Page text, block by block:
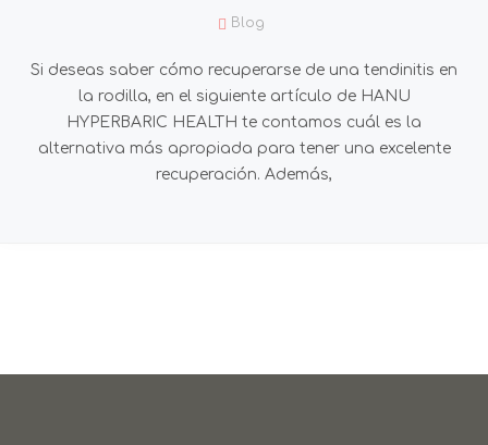
Blog
Si deseas saber cómo recuperarse de una tendinitis en
la rodilla, en el siguiente artículo de HANU
HYPERBARIC HEALTH te contamos cuál es la
alternativa más apropiada para tener una excelente
recuperación. Además,